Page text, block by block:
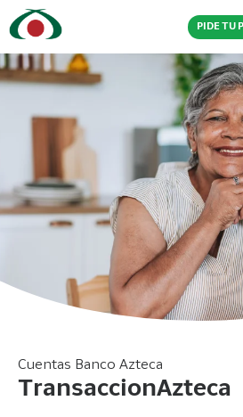
PIDE TU
PERSONAS
Cuentas Banco Azteca
TransaccionAzteca